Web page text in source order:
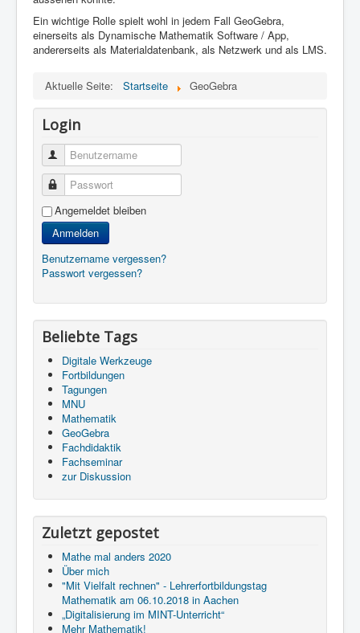
Ein wichtige Rolle spielt wohl in jedem Fall GeoGebra,
einerseits als Dynamische Mathematik Software / App,
andererseits als Materialdatenbank, als Netzwerk und als LMS.
Aktuelle Seite: Startseite GeoGebra
Login
Benutzername
Passwort
Angemeldet bleiben
Anmelden
Benutzername vergessen?
Passwort vergessen?
Beliebte Tags
Digitale Werkzeuge
Fortbildungen
Tagungen
MNU
Mathematik
GeoGebra
Fachdidaktik
Fachseminar
zur Diskussion
Zuletzt gepostet
Mathe mal anders 2020
Über mich
"Mit Vielfalt rechnen"​ - Lehrerfortbildungstag
Mathematik am 06.10.2018 in Aachen
„Digitalisierung im MINT-Unterricht“
Mehr Mathematik!